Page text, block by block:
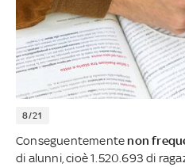
8/21
Conseguentemente non
di alunni, cioè 1.520.693 di